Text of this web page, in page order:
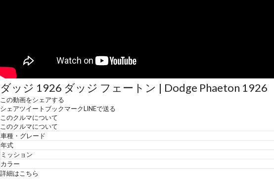
ダッジ 1926 ダッジ フェートン | Dodge Phaeton 1926
この動画をシェアする
シェアツイート ブックマークLINEで送る
このクルマについて
このクルマについて
車種・グレード
年式
ミッション
カラー
詳細はこちら